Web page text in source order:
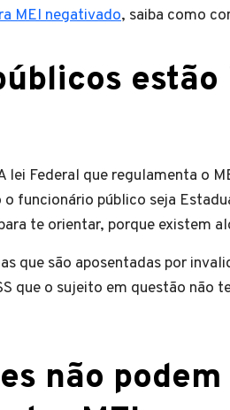
MEI negativado, saiba como
lei Federal que regulamenta o
funcionário público seja
te orientar, porque existem
que são aposentadas por
que o sujeito em questão não
não podem